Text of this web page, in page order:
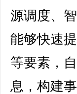
源调度、
能够快速
等要素，
息，构建